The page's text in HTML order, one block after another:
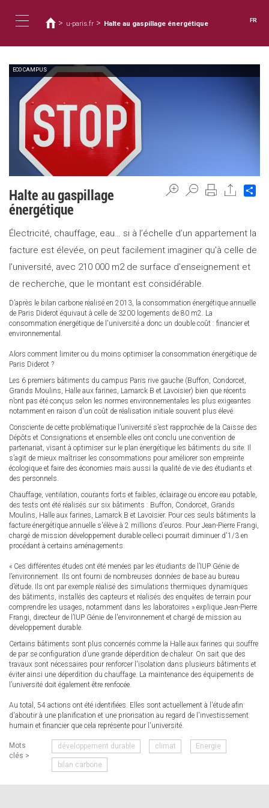
contenu
navigation
êtes
ici
> u-paris.fr > Halte au gaspillage énergétique FR
ECO CAMPUS
Halte au gaspillage
énergétique
Électricité, chauffage, eau… si à l’échelle d’un appartement la
facture est élevée, on peut facilement imaginer qu'à celle de
l’université, avec 210 000 m2 de surface d’enseignement et
de recherche, que le montant est considérable.
D’après le bilan carbone réalisé en 2013, la consommation énergétique annuelle
de Paris Diderot équivaut à celle de 3200 logements de 80 m2. La
consommation énergétique de l'université a donc un double coût : financier et
environnemental.
Alors comment limiter ou du moins optimiser la consommation énergétique de
Paris Diderot ?
Les 6 premiers bâtiments du campus Paris rive gauche (Buffon, Condorcet,
Grands Moulins, Halle aux farines, Lamarck B et Lavoisier) bien que récents
n’ont pas été conçus selon les normes environnementales les plus exigeantes
notamment en raison d'un coût de réalisation initiale souvent plus élevé.
Consciente de cette problématique l’université s’est rapprochée de la Caisse des
Dépôts et Consignations et ensemble elles ont conclu une convention de
partenariat, visant à optimiser sur le plan énergétique les bâtiments du site. Il
s’agit de mieux maîtriser les consommations pour améliorer son empreinte
écologique et faire des économies mais aussi la qualité de vie des étudiants et
des personnels.
Chauffage, ventilation, courants forts et faibles, éclairage ou encore eau potable,
des tests ont été réalisés sur six bâtiments : Buffon, Condorcet, Grands
Moulins, Halle aux farines, Lamarck B et Lavoisier. Pour ces seuls bâtiments la
facture énergétique annuelle s'élève à 2 millions d'euros. Pour Jean-Pierre Frangi,
chargé de mission développement durable celle-ci pourrait diminuer d'1/3 en
procédant à certains aménagements.
« Ces différentes études ont été menées par les étudiants de l’IUP Génie de
l’environnement. Ils ont fourni de nombreuses données de base au bureau
d’étude. Ils ont par exemple réalisé des simulations thermiques dynamiques
des bâtiments, installés des capteurs et réalisés des enquêtes de terrain pour
comprendre les usages, notamment dans les laboratoires » explique Jean-Pierre
Frangi, directeur de l’IUP Génie de l'environnement et chargé de mission au
développement durable.
Certains bâtiments sont plus concernés comme la Halle aux farines qui souffre
de par se configuration d’une grande déperdition de chaleur. On sait que des
travaux sont nécessaires pour renforcer l'isolation dans plusieurs bâtiments et
éviter ainsi une déperdition du chauffage. La maintenance des équipements de
l’université doit également être renfocée.
Au total, 54 actions ont été identifiées. Elles sont actuellement à l'étude afin
d'aboutir à une planification et une priorisation au regard de l'investissement
humain et financier que cela représente pour l'université.
Mots
clés >
développement durable climat Energie
bilan carbone